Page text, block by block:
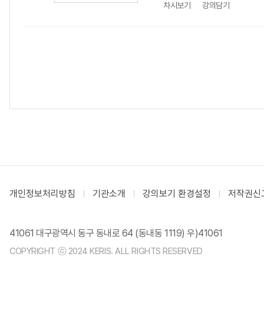
차시보기
강의담기
개인정보처리방침 기관소개 강의보기 환경설정 저작권신
41061 대구광역시 동구 동내로 64 (동내동 1119) 우)41061
COPYRIGHT ⓒ 2024 KERIS. ALL RIGHTS RESERVED